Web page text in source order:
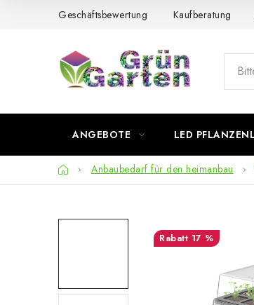
Geschäftsbewertung Kaufberatung
ANGEBOTE LED
StartseiteAnbaubedarf für den heimanbau
17 %